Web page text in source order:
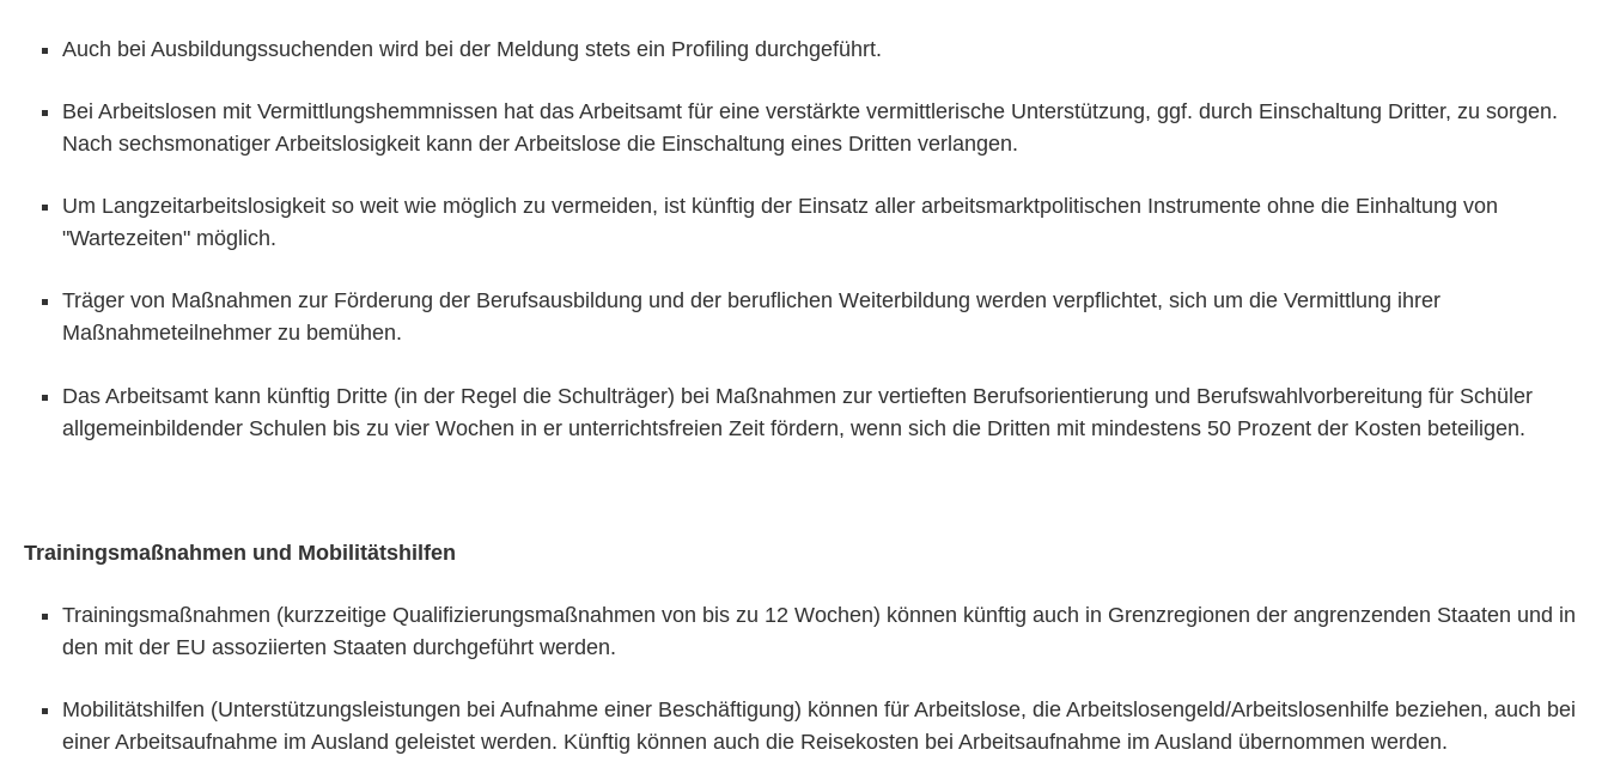
Auch bei Ausbildungssuchenden wird bei der Meldung stets ein Profiling durchgeführt.
Bei Arbeitslosen mit Vermittlungshemmnissen hat das Arbeitsamt für eine verstärkte vermittlerische Unterstützung, ggf. durch Einschaltung Dritter, zu sorgen.
Nach sechsmonatiger Arbeitslosigkeit kann der Arbeitslose die Einschaltung eines Dritten verlangen.
Um Langzeitarbeitslosigkeit so weit wie möglich zu vermeiden, ist künftig der Einsatz aller arbeitsmarktpolitischen Instrumente ohne die Einhaltung von
"Wartezeiten" möglich.
Träger von Maßnahmen zur Förderung der Berufsausbildung und der beruflichen Weiterbildung werden verpflichtet, sich um die Vermittlung ihrer
Maßnahmeteilnehmer zu bemühen.
Das Arbeitsamt kann künftig Dritte (in der Regel die Schulträger) bei Maßnahmen zur vertieften Berufsorientierung und Berufswahlvorbereitung für Schüler
allgemeinbildender Schulen bis zu vier Wochen in er unterrichtsfreien Zeit fördern, wenn sich die Dritten mit mindestens 50 Prozent der Kosten beteiligen.
Trainingsmaßnahmen und Mobilitätshilfen
Trainingsmaßnahmen (kurzzeitige Qualifizierungsmaßnahmen von bis zu 12 Wochen) können künftig auch in Grenzregionen der angrenzenden Staaten und in
den mit der EU assoziierten Staaten durchgeführt werden.
Mobilitätshilfen (Unterstützungsleistungen bei Aufnahme einer Beschäftigung) können für Arbeitslose, die Arbeitslosengeld/Arbeitslosenhilfe beziehen, auch bei
einer Arbeitsaufnahme im Ausland geleistet werden. Künftig können auch die Reisekosten bei Arbeitsaufnahme im Ausland übernommen werden.